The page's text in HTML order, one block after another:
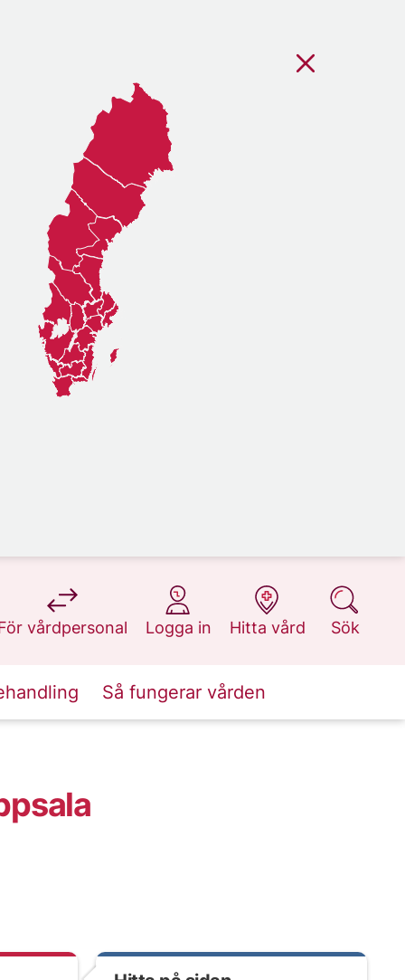
vårdpersonal
på 1177.se
Logga in
på 1177.se
Hitta vård
på 1177.se
Sök
på 1177.se
Så fungerar vården